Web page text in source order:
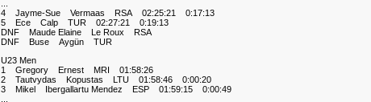
4 Jayme-Sue Vermaas RSA 02:25:21 0:17:13
5 Ece Calp TUR 02:27:21 0:19:13
DNF Maude Elaine Le Roux RSA
DNF Buse Aygün TUR
U23 Men
1 Gregory Ernest MRI 01:58:26
2 Tautvydas Kopustas LTU 01:58:46 0:00:20
3 Mikel Ibergallartu Mendez ESP 01:59:15 0:00:49